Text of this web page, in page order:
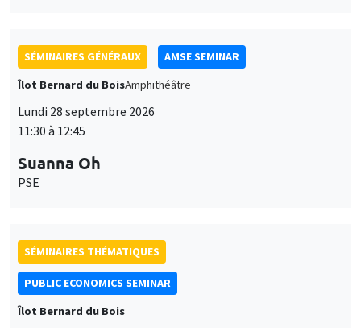
SÉMINAIRES GÉNÉRAUX
AMSE SEMINAR
Îlot Bernard du BoisAmphithéâtre
Lundi 28 septembre 2026
11:30 à 12:45
Suanna Oh
PSE
SÉMINAIRES THÉMATIQUES
PUBLIC ECONOMICS SEMINAR
Îlot Bernard du Bois